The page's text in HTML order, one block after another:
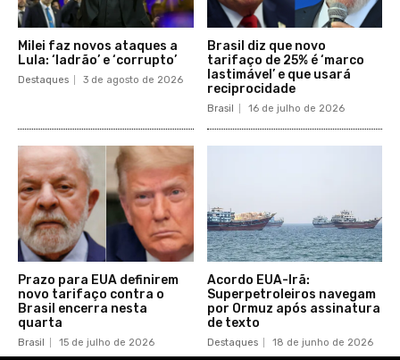
Milei faz novos ataques a
Lula: ‘ladrão’ e ‘corrupto’
Destaques 3 de agosto de 2026
Brasil diz que novo
tarifaço de 25% é ‘marco
lastimável’ e que usará
reciprocidade
Brasil 16 de julho de 2026
Prazo para EUA definirem
novo tarifaço contra o
Brasil encerra nesta
quarta
Brasil 15 de julho de 2026
Acordo EUA-Irã:
Superpetroleiros navegam
por Ormuz após assinatura
de texto
Destaques 18 de junho de 2026